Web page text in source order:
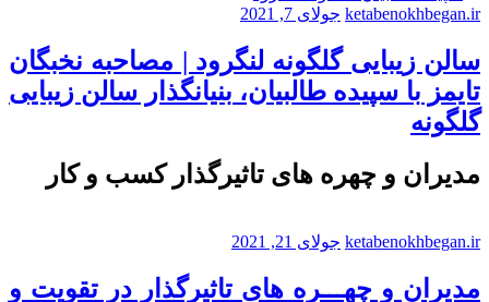
ketabenokhbegan.ir جولای 7, 2021
سالن زیبایی گلگونه لنگرود | مصاحبه نخبگان
تایمز با سپیده طالبیان، بنیانگذار سالن زیبایی
گلگونه
مدیران و چهره های تاثیرگذار کسب و کار
ketabenokhbegan.ir جولای 21, 2021
مدیران و چهـــره های تاثیرگذار در تقویت و